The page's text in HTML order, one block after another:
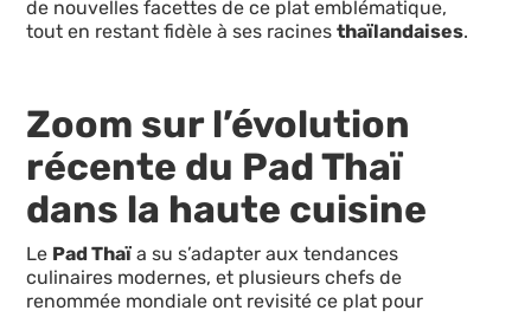
de nouvelles facettes de ce plat emblématique,
tout en restant fidèle à ses racinesthaïlandaises.
Zoom sur l’évolution
récente du Pad Thaï
dans la haute cuisine
Le Pad Thaï a su s’adapter aux tendances
culinaires modernes, et plusieurs chefs de
renommée mondiale ont revisité ce plat pour